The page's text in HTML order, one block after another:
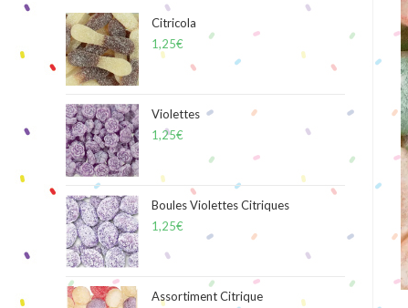
Citricola
1,25€
Violettes
1,25€
Boules Violettes Citriques
1,25€
Assortiment Citrique